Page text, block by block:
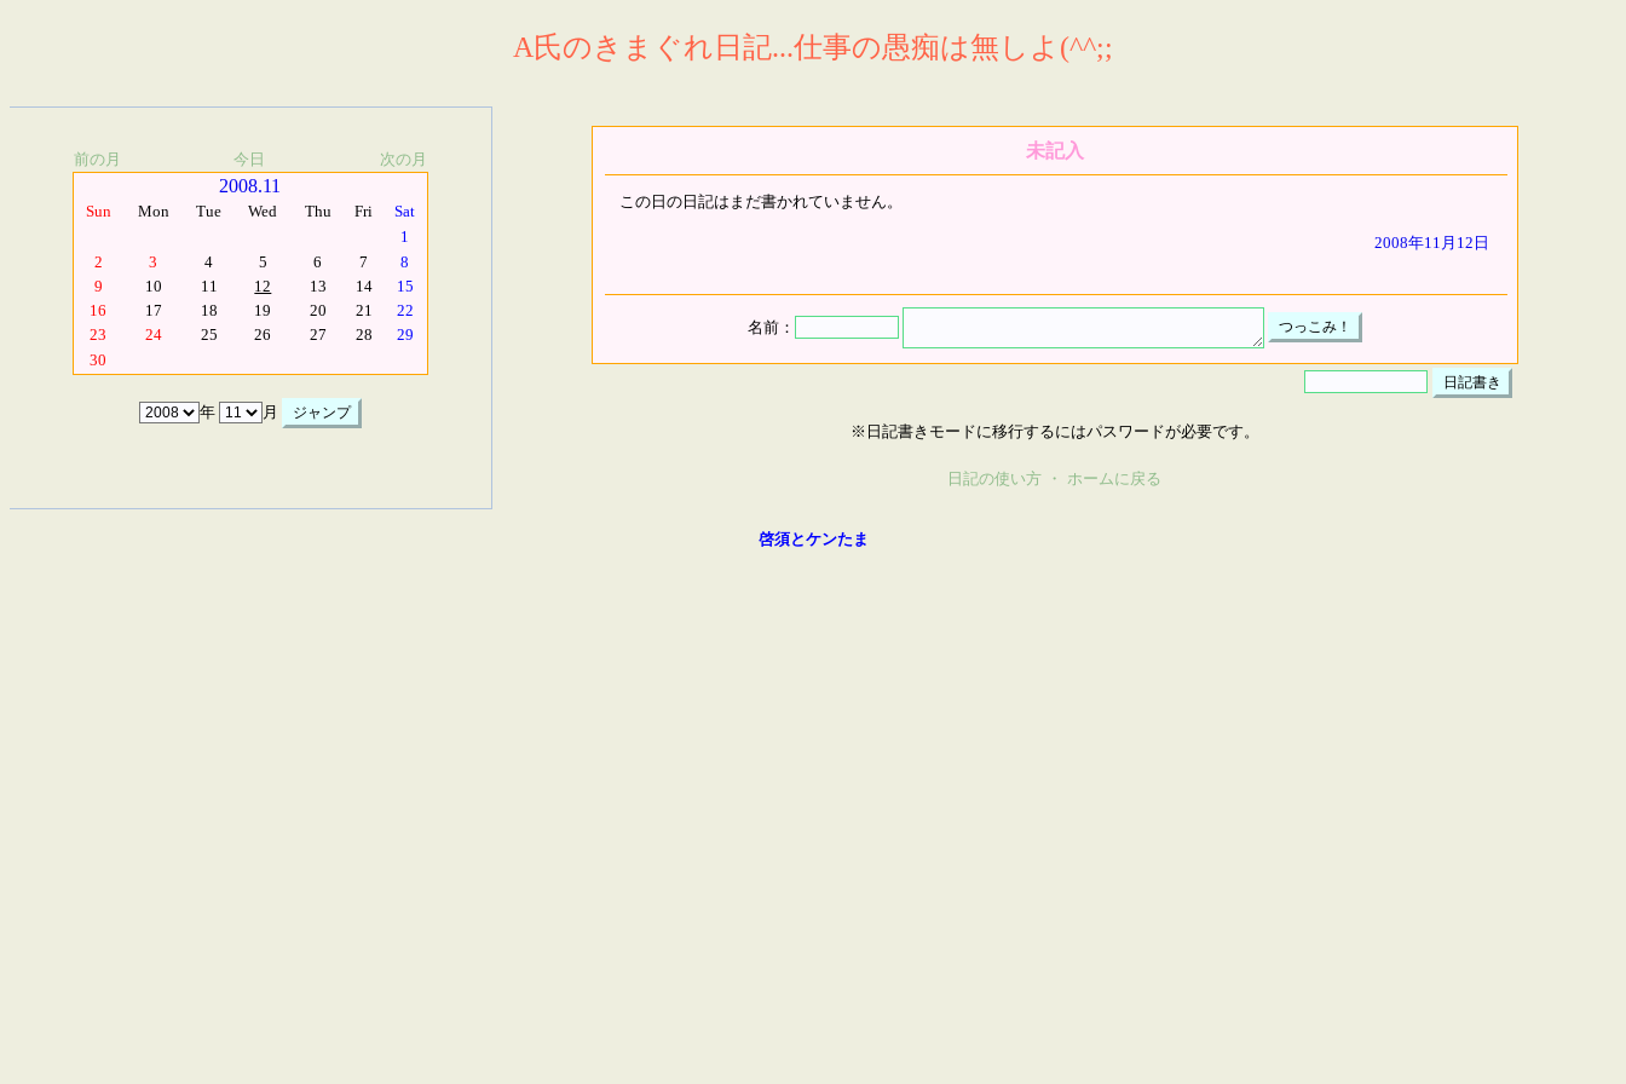
A氏のきまぐれ日記...仕事の愚痴は無しよ(^^;;
前の月 今日 次の月
2008.11
Sun Mon Tue Wed Thu Fri
Sat
1
2
3 4 5 6 7
8
9
10 11 12 13 14
15
16
17 18 19 20 21
22
23
24 25 26 27 28
29
30
年 月
未記入
この日の日記はまだ書かれていません。
2008年11月12日
名前：
※日記書きモードに移行するにはパスワードが必要です。
日記の使い方 ・ ホームに戻る
啓須とケンたま